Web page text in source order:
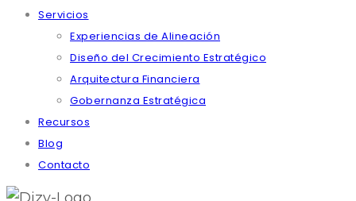
Servicios
Experiencias de Alineación
Diseño del Crecimiento Estratégico
Arquitectura Financiera
Gobernanza Estratégica
Recursos
Blog
Contacto